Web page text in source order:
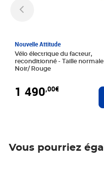
Nouvelle Attitude
Vélo électrique du facteur,
reconditionné - Taille normale -
Noir/ Rouge
1 490,00€
Vous pourriez